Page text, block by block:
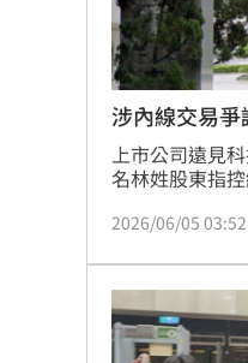
涉內線交易
上市公司遠見
名林姓股東指
後，4日以證人
透露公司營運
470萬元，才會
過對此，黃庭
證，將追究法
2026/06/05 03:52